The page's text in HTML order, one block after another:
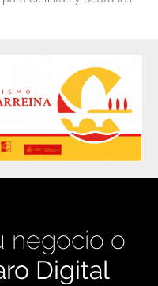
negocio o
Digital